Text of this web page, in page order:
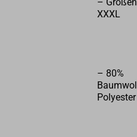
–
XXXL
– 80%
Polyester